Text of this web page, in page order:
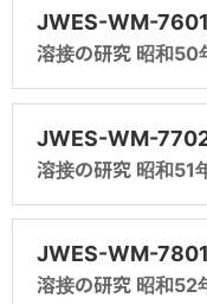
溶接接合教室 -基礎
溶接学会誌に2008年か
編です。溶接・接合工学
溶接接合教室 -実践
溶接学会誌に2011年か
製造プロセスに至る一貫
に則した教材です。
会報告）
における使用
会報告）
第5編 鉄鋼の溶
第6編 溶接と塗
第7編 アーク溶
第4編 拡散性水
第5編 溶接材料
第6編 出版
第2編 溶接と塗
第3編 「水素
第4編 アンケー
第5編 異材継
第6編 炭酸ガ
第2編 「溶接と
第3編 フェライ
第4編 硬化肉盛
第2編 溶接ヒュ
JWES-WM-
溶接の研究 昭和50
JWES-WM-
溶接の研究 昭和51
JWES-WM-
溶接の研究 昭和52